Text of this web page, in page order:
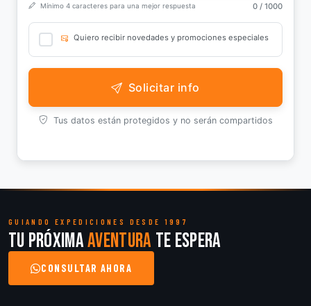
Mínimo 4 caracteres para una mejor respuesta 0 / 1000
Quiero recibir novedades y promociones especiales
Solicitar info
Tus datos están protegidos y no serán compartidos
GUIANDO EXPEDICIONES DESDE 1997
Tu próximaaventura te espera
CONSULTAR AHORA